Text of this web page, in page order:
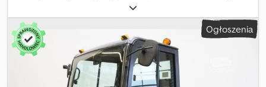
, napięcie akumulatora:
przedniej opony:21x8-9, rozmiar tylnej opony:7.00-12, masa
własna:3 808 kg
, całkowita
długość:
, całkowita szerokość:1 300 mm
elektryczność
, - Aquamatic na baterię - Wtyczka pojazdu REMA
320A - Pionowa wymiana baterii - Przetwornica napięcia - Pełna
kabina - Wysokość z dachem ochronnym kierowcy: 1820 mm -
Ogłoszenia